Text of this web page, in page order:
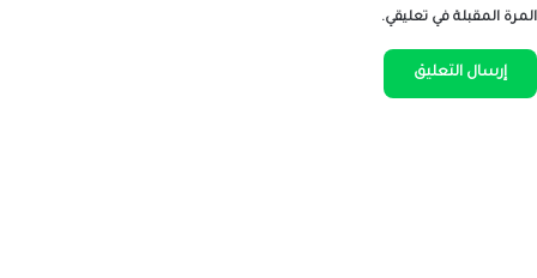
المرة المقبلة في تعليقي.